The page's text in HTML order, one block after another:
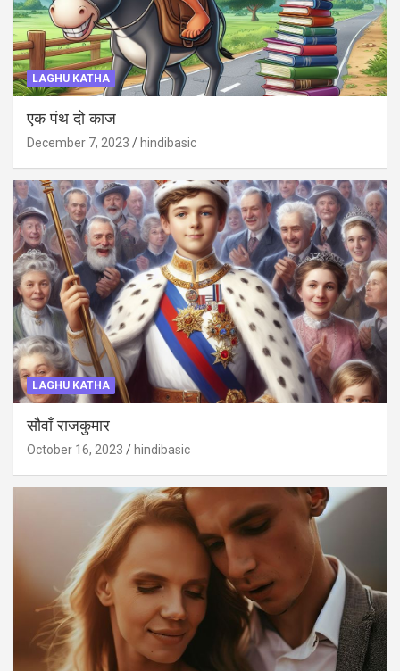
LAGHU KATHA
एक पंथ दो काज
December 7, 2023 hindibasic
LAGHU KATHA
सौवाँ राजकुमार
October 16, 2023 hindibasic